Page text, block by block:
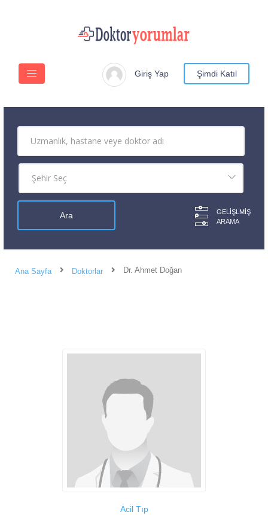
Giriş Yap Şimdi Katıl
GELIŞLMIŞ
ARAMA
Ana Sayfa Doktorlar Dr. Ahmet Doğan
Acil Tıp